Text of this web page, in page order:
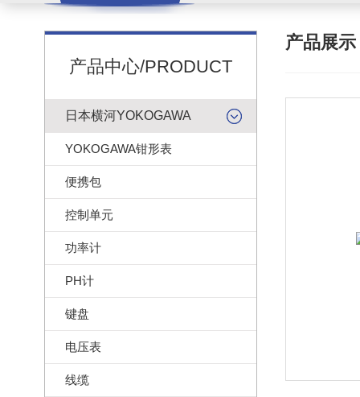
产品中心/PRODUCT
日本横河YOKOGAWA
YOKOGAWA钳形表
便携包
控制单元
功率计
PH计
键盘
电压表
线缆
产品展示